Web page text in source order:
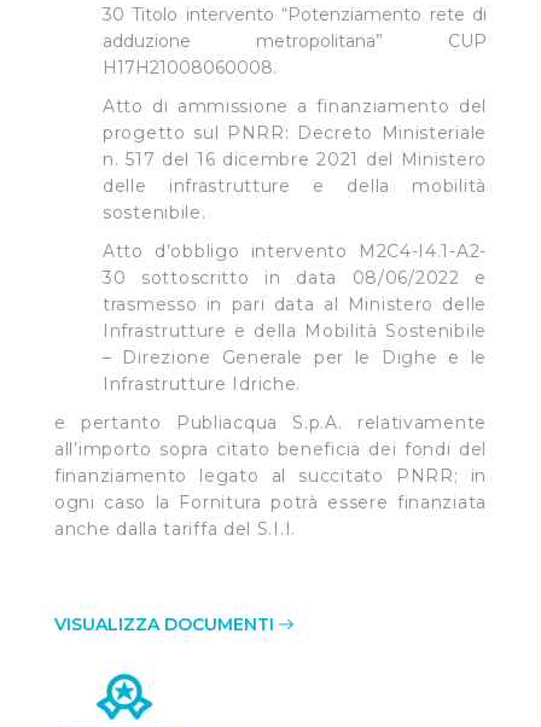
30 Titolo intervento “Potenziamento rete di
adduzione metropolitana” CUP
H17H21008060008.
Atto di ammissione a finanziamento del
progetto sul PNRR: Decreto Ministeriale
n. 517 del 16 dicembre 2021 del Ministero
delle infrastrutture e della mobilità
sostenibile.
Atto d’obbligo intervento M2C4-I4.1-A2-
30 sottoscritto in data 08/06/2022 e
trasmesso in pari data al Ministero delle
Infrastrutture e della Mobilità Sostenibile
– Direzione Generale per le Dighe e le
Infrastrutture Idriche.
e pertanto Publiacqua S.p.A. relativamente
all’importo sopra citato beneficia dei fondi del
finanziamento legato al succitato PNRR; in
ogni caso la Fornitura potrà essere finanziata
anche dalla tariffa del S.I.I.
VISUALIZZA DOCUMENTI